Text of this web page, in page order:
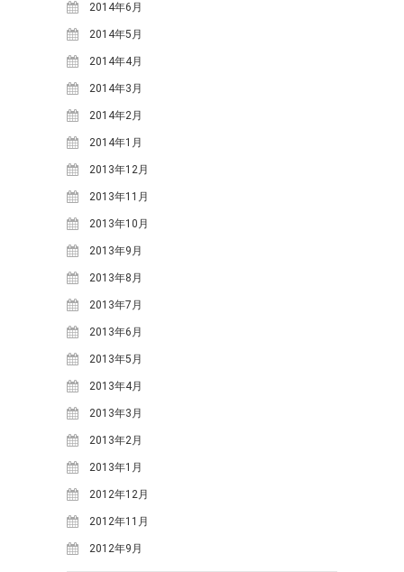
2018年12月(1)
2018年11月(2)
2018年10月(2)
2018年9月(2)
2018年8月(5)
2018年7月(3)
2018年6月(2)
2018年5月(4)
2018年4月(2)
2018年2月(3)
2018年1月(1)
2017年12月(1)
2017年11月(2)
2017年10月(2)
2017年9月(4)
2017年8月(1)
2017年7月(2)
2017年6月(2)
2017年5月(6)
2017年4月(1)
2017年2月(3)
2014年6月
2014年5月
2014年4月
2014年3月
2014年2月
2014年1月
2013年12月
2013年11月
2013年10月
2013年9月
2013年8月
2013年7月
2013年6月
2013年5月
2013年4月
2013年3月
2013年2月
2013年1月
2012年12月
2012年11月
2012年9月